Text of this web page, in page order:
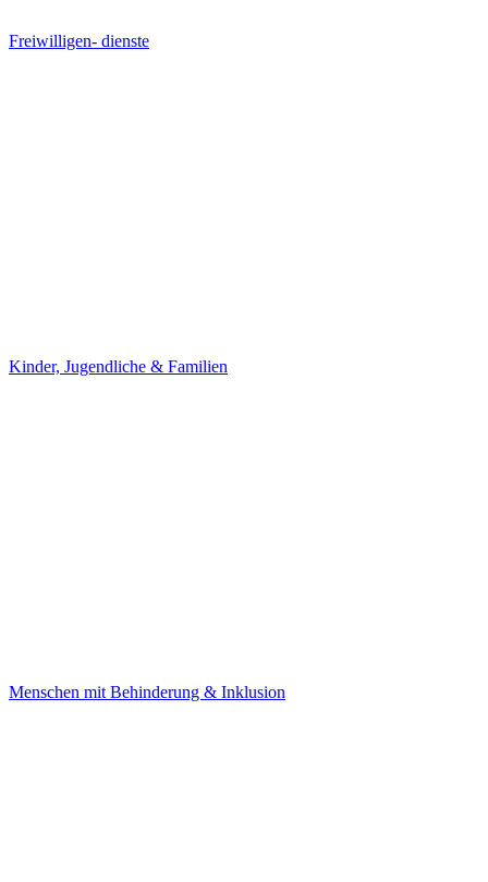
Freiwilligen- dienste
Kinder, Jugendliche & Familien
Menschen mit Behinderung & Inklusion